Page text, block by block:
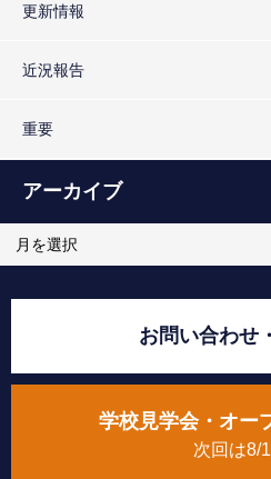
更新情報
近況報告
重要
アーカイブ
お問い合わせ
学校見学会・オー
次回は8/